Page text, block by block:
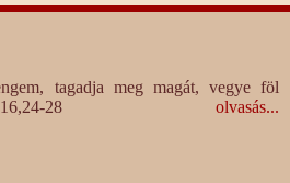
tagadja meg magát, vegye föl
28
olvasás...